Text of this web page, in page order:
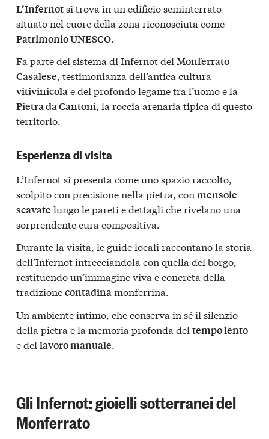
L’Infernotsi trova in un edificio seminterrato
situato nel cuore della zona riconosciuta come
Patrimonio UNESCO.
Fa parte del sistema di Infernot del Monferrato
Casalese, testimonianza dell’antica cultura
vitivinicolae del profondo legame tra l’uomo e la
Pietra da Cantoni, la roccia arenaria tipica di questo
territorio.
Esperienza di visita
L’Infernot si presenta come uno spazio raccolto,
scolpito con precisione nella pietra, con mensole
scavate lungo le pareti e dettagli che rivelano una
sorprendente cura compositiva.
Durante la visita, le guide locali raccontano la storia
dell’Infernot intrecciandola con quella del borgo,
restituendo un’immagine viva e concreta della
tradizionecontadinamonferrina.
Un ambiente intimo, che conserva in sé il silenzio
della pietra e la memoria profonda del tempo lento
e del lavoro manuale.
Gli Infernot: gioielli sotterranei del
Monferrato